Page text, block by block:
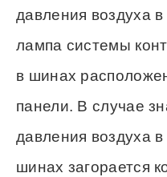
давления воздуха
лампа системы
в шинах
панели. В случае
давления воздуха
шинах загорается